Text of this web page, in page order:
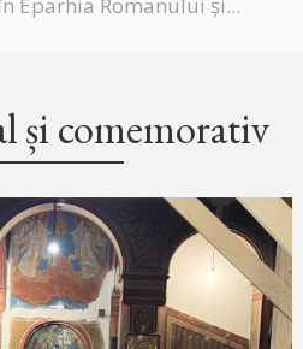
și comemorativ